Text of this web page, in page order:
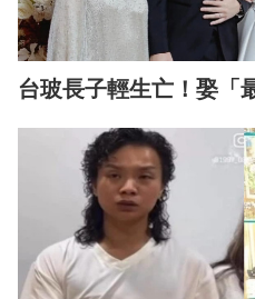
台玻長子輕生亡！娶「